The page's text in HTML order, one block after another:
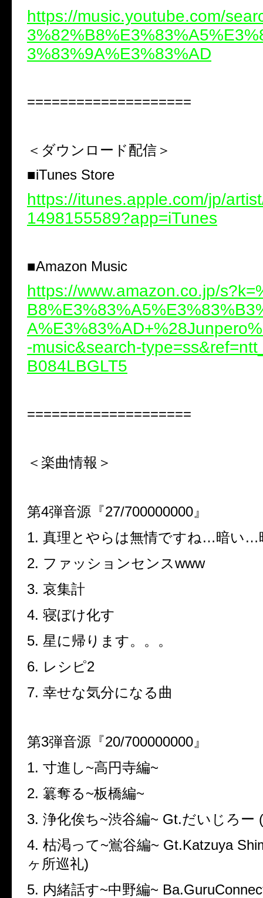
https://music.youtube.com/
3%83%9A%E3%83%AD
====================
＜ダウンロード配信＞
■iTunes Store
https://itunes.apple.com/jp/
1498155589?app=iTunes
■Amazon Music
https://www.amazon.co.jp/
-music&search-
B084LBGLT5
====================
＜楽曲情報＞
第4弾音源『27/700000000 』
1. 真理とやらは無情ですね…暗い…
2. ファッションセンスwww
3. 哀集計
4. 寝ぼけ化す
5. 星に帰ります。。。
6. レシピ2
7. 幸せな気分になる曲
第3弾音源『20/700000000 』
1. 寸進し ~高円寺編~
2. 簒奪る~板橋編~
3. 浄化俟ち~渋谷編~ Gt.だいじろー
4. 枯渇って~鴬谷編~ Gt.Katzuya
ヶ所巡礼)
5. 内緒話す~中野編~